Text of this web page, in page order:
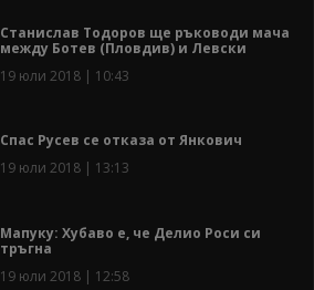
Станислав Тодоров ще ръководи мача
между Ботев (Пловдив) и Левски
19 юли 2018 | 10:43
Спас Русев се отказа от Янкович
19 юли 2018 | 13:13
Мапуку: Хубаво е, че Делио Роси си
тръгна
19 юли 2018 | 12:58